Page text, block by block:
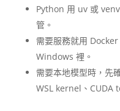
Python 用 uv 或
管。
需要服務就用
Windows 裡。
需要本地模型時，先
WSL kernel、CUDA